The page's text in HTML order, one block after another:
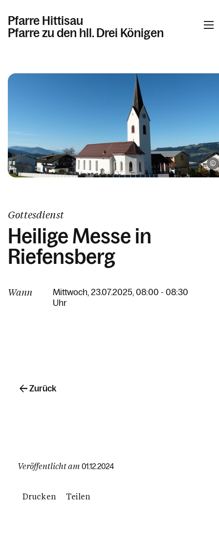
Pfarre Hittisau
Pfarre zu den hll. Drei Königen
Personen
Gottesdienst
Heilige Messe in
Riefensberg
Wann
Mittwoch, 23.07.2025, 08:00 - 08:30
Uhr
Veröffentlicht am 01.12.2024
Drucken Teilen
Zurück